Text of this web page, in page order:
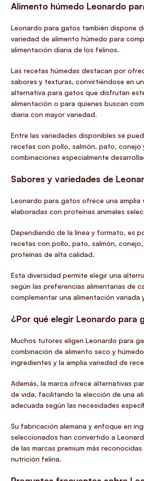
Alimento húmedo Leonardo
Leonardo para gatos también dispone
variedad de alimento húmedo para
alimentación diaria de los felinos.
Las recetas húmedas destacan por
sabores y texturas, convirtiéndose en
alternativa para gatos que disfrutan
alimentación o para quienes buscan
diaria con mayor variedad.
Entre las variedades disponibles se
recetas con pollo, salmón, pato, conejo
combinaciones especialmente
Sabores y variedades de
Leonardo para gatos ofrece una amplia
elaboradas con proteínas animales
Dependiendo de la línea y formato, es
recetas con pollo, pato, salmón,
proteínas de alta calidad.
Esta diversidad permite elegir una
según las preferencias alimentarias de
complementar una alimentación variada
¿Por qué elegir Leonardo para
Muchos tutores eligen Leonardo para
combinación de alimento seco y
ingredientes y la amplia variedad de
Además, la marca ofrece alternativas
de vida, facilitando la elección de una
adecuada según las necesidades
Su fabricación alemana y enfoque en
seleccionados han convertido a
de las marcas premium más
nutrición felina.